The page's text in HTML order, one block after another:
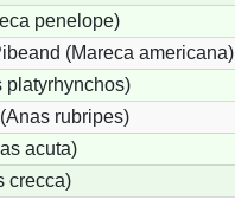
penelope)
(Mareca americana)
platyrhynchos)
rubripes)
acuta)
crecca)